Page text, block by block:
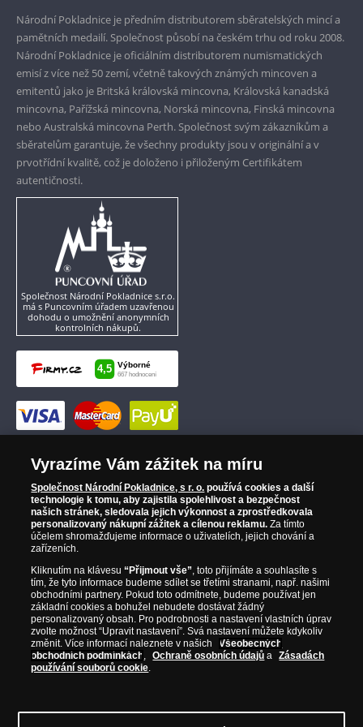
Garance nejvyšší kvality
Pouze originální produkty
Národní Pokladnice je předním distributorem sběratelských mincí a
pamětních medailí. Společnost působí na českém trhu od roku 2008.
Národní Pokladnice je oficiálním distributorem numismatických
emisí z více než 50 zemí, včetně takových známých mincoven a
emitentů jako je Britská královská mincovna, Královská kanadská
mincovna, Pařížská mincovna, Norská mincovna, Finská mincovna
nebo Australská mincovna Perth. Společnost svým zákazníkům a
sběratelům garantuje, že všechny produkty jsou v originální a v
prvotřídní kvalitě, což je doloženo i přiloženým Certifikátem
autentičnosti.
Společnost Národní Pokladnice s.r.o.
má s Puncovním úřadem uzavřenou
dohodu o umožnění anonymních
kontrolních nákupů.
© Copyright 2026 - Národní Pokladnice, s. r. o.; Karolinská 661/4, 186
Vyrazíme Vám zážitek na míru
Společnost Národní Pokladnice, s r. o. používá cookies a další
technologie k tomu, aby zajistila spolehlivost a bezpečnost
našich stránek, sledovala jejich výkonnost a zprostředkovala
personalizovaný nákupní zážitek a cílenou reklamu. Za tímto
účelem shromažďujeme informace o uživatelích, jejich chování a
zařízeních.
Kliknutím na klávesu“Přijmout vše”, toto přijímáte a souhlasíte s
tím, že tyto informace budeme sdílet se třetími stranami, např. našimi
obchodními partnery. Pokud toto odmítnete, budeme používat jen
základní cookies a bohužel nebudete dostávat žádný
personalizovaný obsah. Pro podrobnosti a nastavení vlastních úprav
zvolte možnost “Upravit nastavení”. Svá nastavení můžete kdykoliv
změnit. Více informací naleznete v našich
Všeobecných
obchodních podmínkách , Ochraně osobních údajů a
Zásadách
používání souborů cookie.